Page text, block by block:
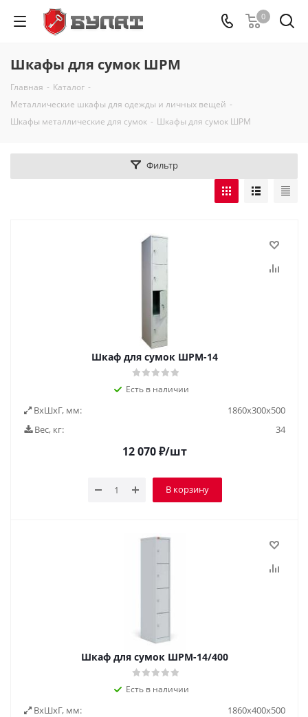
0
Шкафы для сумок ШРМ
Главная - Каталог -
Металлические шкафы для одежды и личных вещей -
Шкафы металлические для сумок - Шкафы для сумок ШРМ
Фильтр
Шкаф для сумок ШРМ-14
Есть в наличии
ВxШxГ, мм:
1860х300х500
Вес, кг:
34
12 070₽/шт
В корзину
Шкаф для сумок ШРМ-14/400
Есть в наличии
ВxШxГ, мм:
1860х400х500